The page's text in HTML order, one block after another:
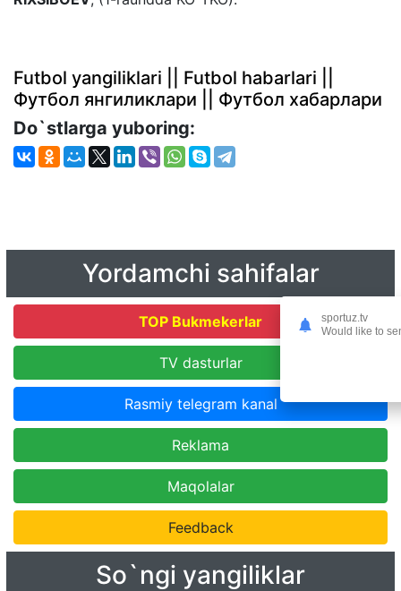
Futbol yangiliklari || Futbol habarlari ||
Футбол янгиликлари || Футбол хабарлари
Do`stlarga yuboring:
Yordamchi sahifalar
TOP Bukmekerlar
TV dasturlar
Rasmiy telegram kanal
Reklama
Maqolalar
Feedback
So`ngi yangiliklar
sportuz.tv
Would like to